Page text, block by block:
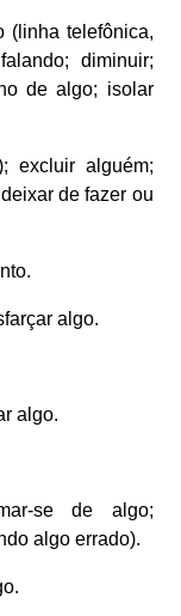
(linha telefônica,
diminuir;
de algo; isolar
excluir alguém;
de fazer ou
algo.
algo.
se de algo;
algo errado).